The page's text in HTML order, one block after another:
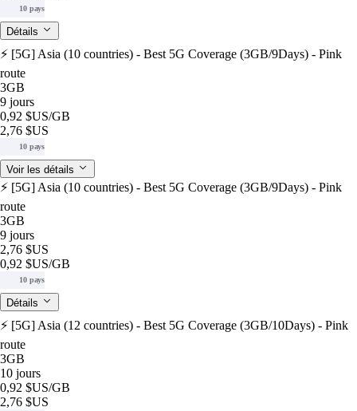
10 pays
Détails
⚡️ [5G] Asia (10 countries) - Best 5G Coverage (3GB/9Days) - Pink
route
3GB
9 jours
0,92 $US/GB
2,76 $US
10 pays
Voir les détails
⚡️ [5G] Asia (10 countries) - Best 5G Coverage (3GB/9Days) - Pink
route
3GB
9 jours
2,76 $US
0,92 $US/GB
10 pays
Détails
⚡️ [5G] Asia (12 countries) - Best 5G Coverage (3GB/10Days) - Pink
route
3GB
10 jours
0,92 $US/GB
2,76 $US